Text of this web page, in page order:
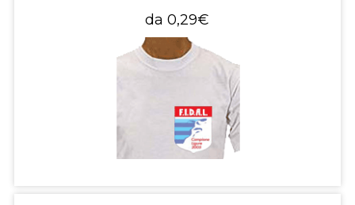
da 0,29€